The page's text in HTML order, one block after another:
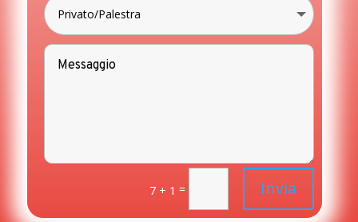
7 + 1 = Invia